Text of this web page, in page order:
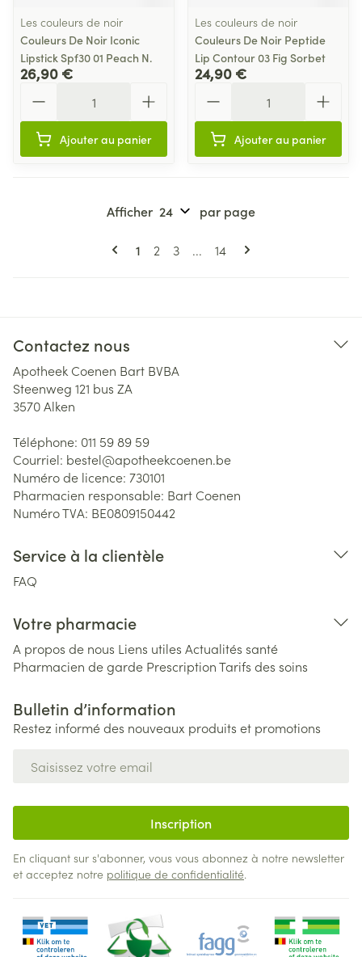
Les couleurs de noir
Couleurs De Noir Iconic
Lipstick Spf30 01 Peach N.
26,90 €
Ajouter au panier
Les couleurs de noir
Couleurs De Noir Peptide
Lip Contour 03 Fig Sorbet
24,90 €
Ajouter au panier
Pages
Vous lisez actuellement la page
1 Page
2 Page
3 ... Page
14
Afficher par page
Contactez nous
Apotheek Coenen Bart BVBA
Steenweg 121 bus ZA
3570Alken
Téléphone: 011 59 89 59
Courriel: bestel@apotheekcoenen.be
Numéro de licence: 730101
Pharmacien responsable: Bart Coenen
Numéro TVA: BE0809150442
Service à la clientèle
FAQ
Votre pharmacie
A propos de nous Liens utiles Actualités santé
Pharmacien de garde PrescriptionTarifs des soins
Bulletin d’information
Restez informé des nouveaux produits et promotions
Inscription
En cliquant sur s'abonner, vous vous abonnez à notre newsletter
et acceptez notre politique de confidentialité.